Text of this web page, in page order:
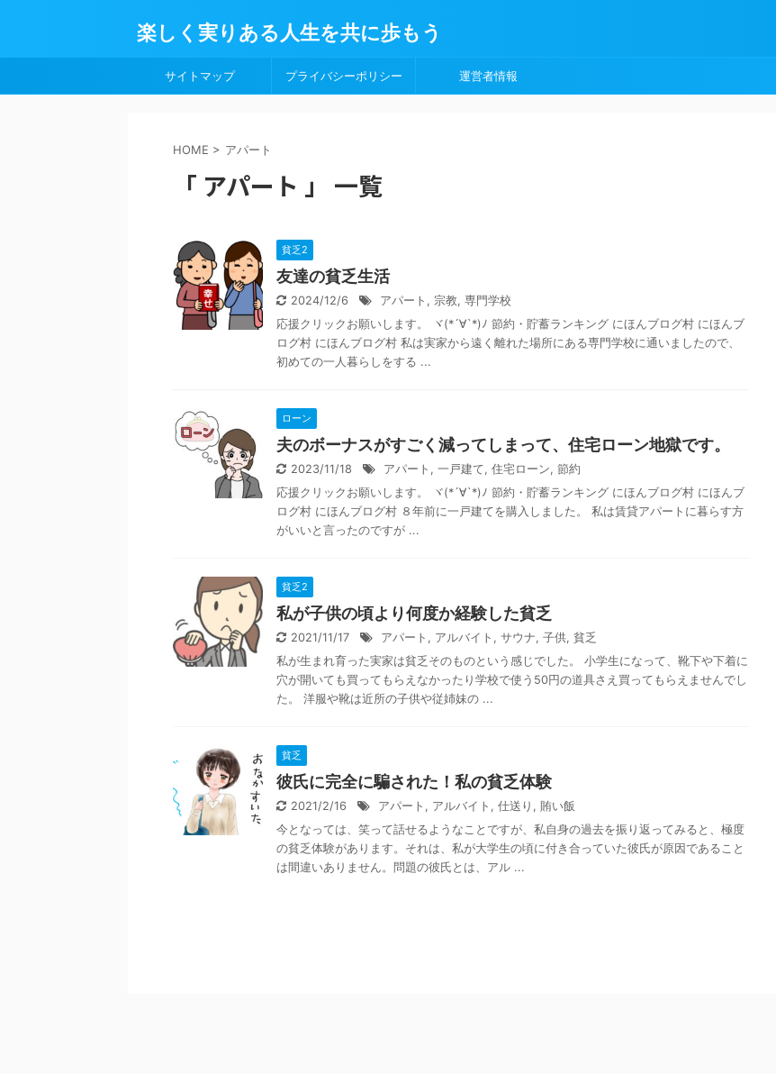
楽しく実りある人生を共に歩もう
サイトマップ プライバシーポリシー 運営者情報
HOME > アパート
「 アパート 」 一覧
貧乏2
友達の貧乏生活
2024/12/6 アパート , 宗教, 専門学校
応援クリックお願いします。 ヾ(*´∀`*)ﾉ 節約・貯蓄ランキング にほんブログ村 にほんブ
ログ村 にほんブログ村 私は実家から遠く離れた場所にある専門学校に通いましたので、
初めての一人暮らしをする ...
ローン
夫のボーナスがすごく減ってしまって、住宅ローン地獄です。
2023/11/18 アパート , 一戸建て, 住宅ローン, 節約
応援クリックお願いします。 ヾ(*´∀`*)ﾉ 節約・貯蓄ランキング にほんブログ村 にほんブ
ログ村 にほんブログ村 ８年前に一戸建てを購入しました。 私は賃貸アパートに暮らす方
がいいと言ったのですが ...
貧乏2
私が子供の頃より何度か経験した貧乏
2021/11/17 アパート , アルバイト , サウナ, 子供, 貧乏
私が生まれ育った実家は貧乏そのものという感じでした。 小学生になって、靴下や下着に
穴が開いても買ってもらえなかったり学校で使う50円の道具さえ買ってもらえませんでし
た。 洋服や靴は近所の子供や従姉妹の ...
貧乏
彼氏に完全に騙された！私の貧乏体験
2021/2/16 アパート , アルバイト , 仕送り , 賄い飯
今となっては、笑って話せるようなことですが、私自身の過去を振り返ってみると、極度
の貧乏体験があります。それは、私が大学生の頃に付き合っていた彼氏が原因であること
は間違いありません。問題の彼氏とは、アル ...